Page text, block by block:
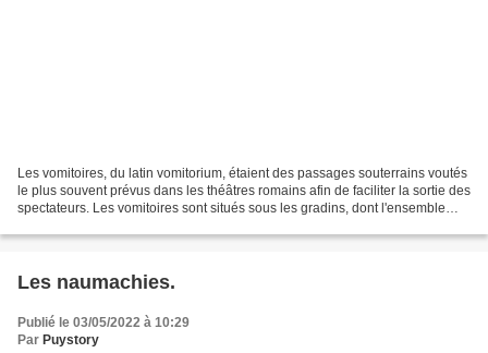
Les vomitoires, du latin vomitorium, étaient des passages souterrains voutés
le plus souvent prévus dans les théâtres romains afin de faciliter la sortie des
spectateurs. Les vomitoires sont situés sous les gradins, dont l'ensemble
Les naumachies.
Publié le 03/05/2022 à 10:29
Par Puystory